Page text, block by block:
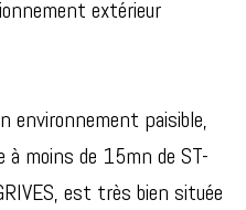
extérieur
environnement paisible,
moins de 15mn de ST-
est très bien située